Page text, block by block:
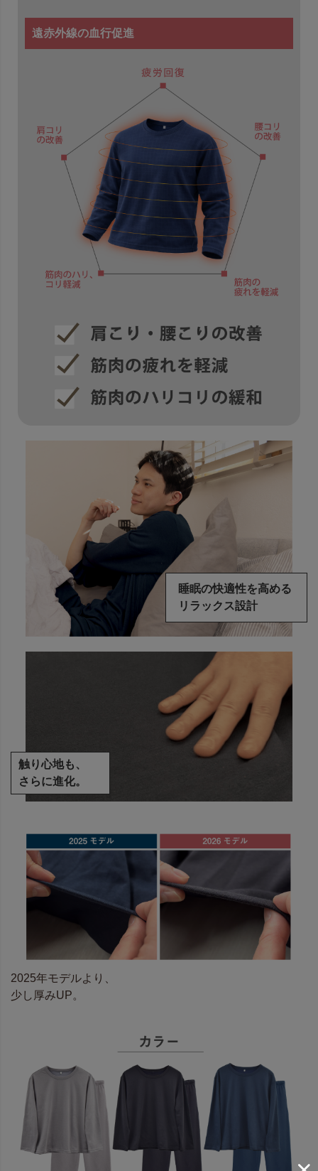
遠赤外線の血行促進
睡眠の快適性を高める
リラックス設計
触り心地も、
さらに進化。
2025年モデルより、
少し厚みUP。